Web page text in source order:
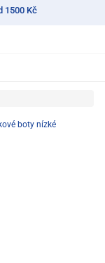
1500 Kč
boty nízké